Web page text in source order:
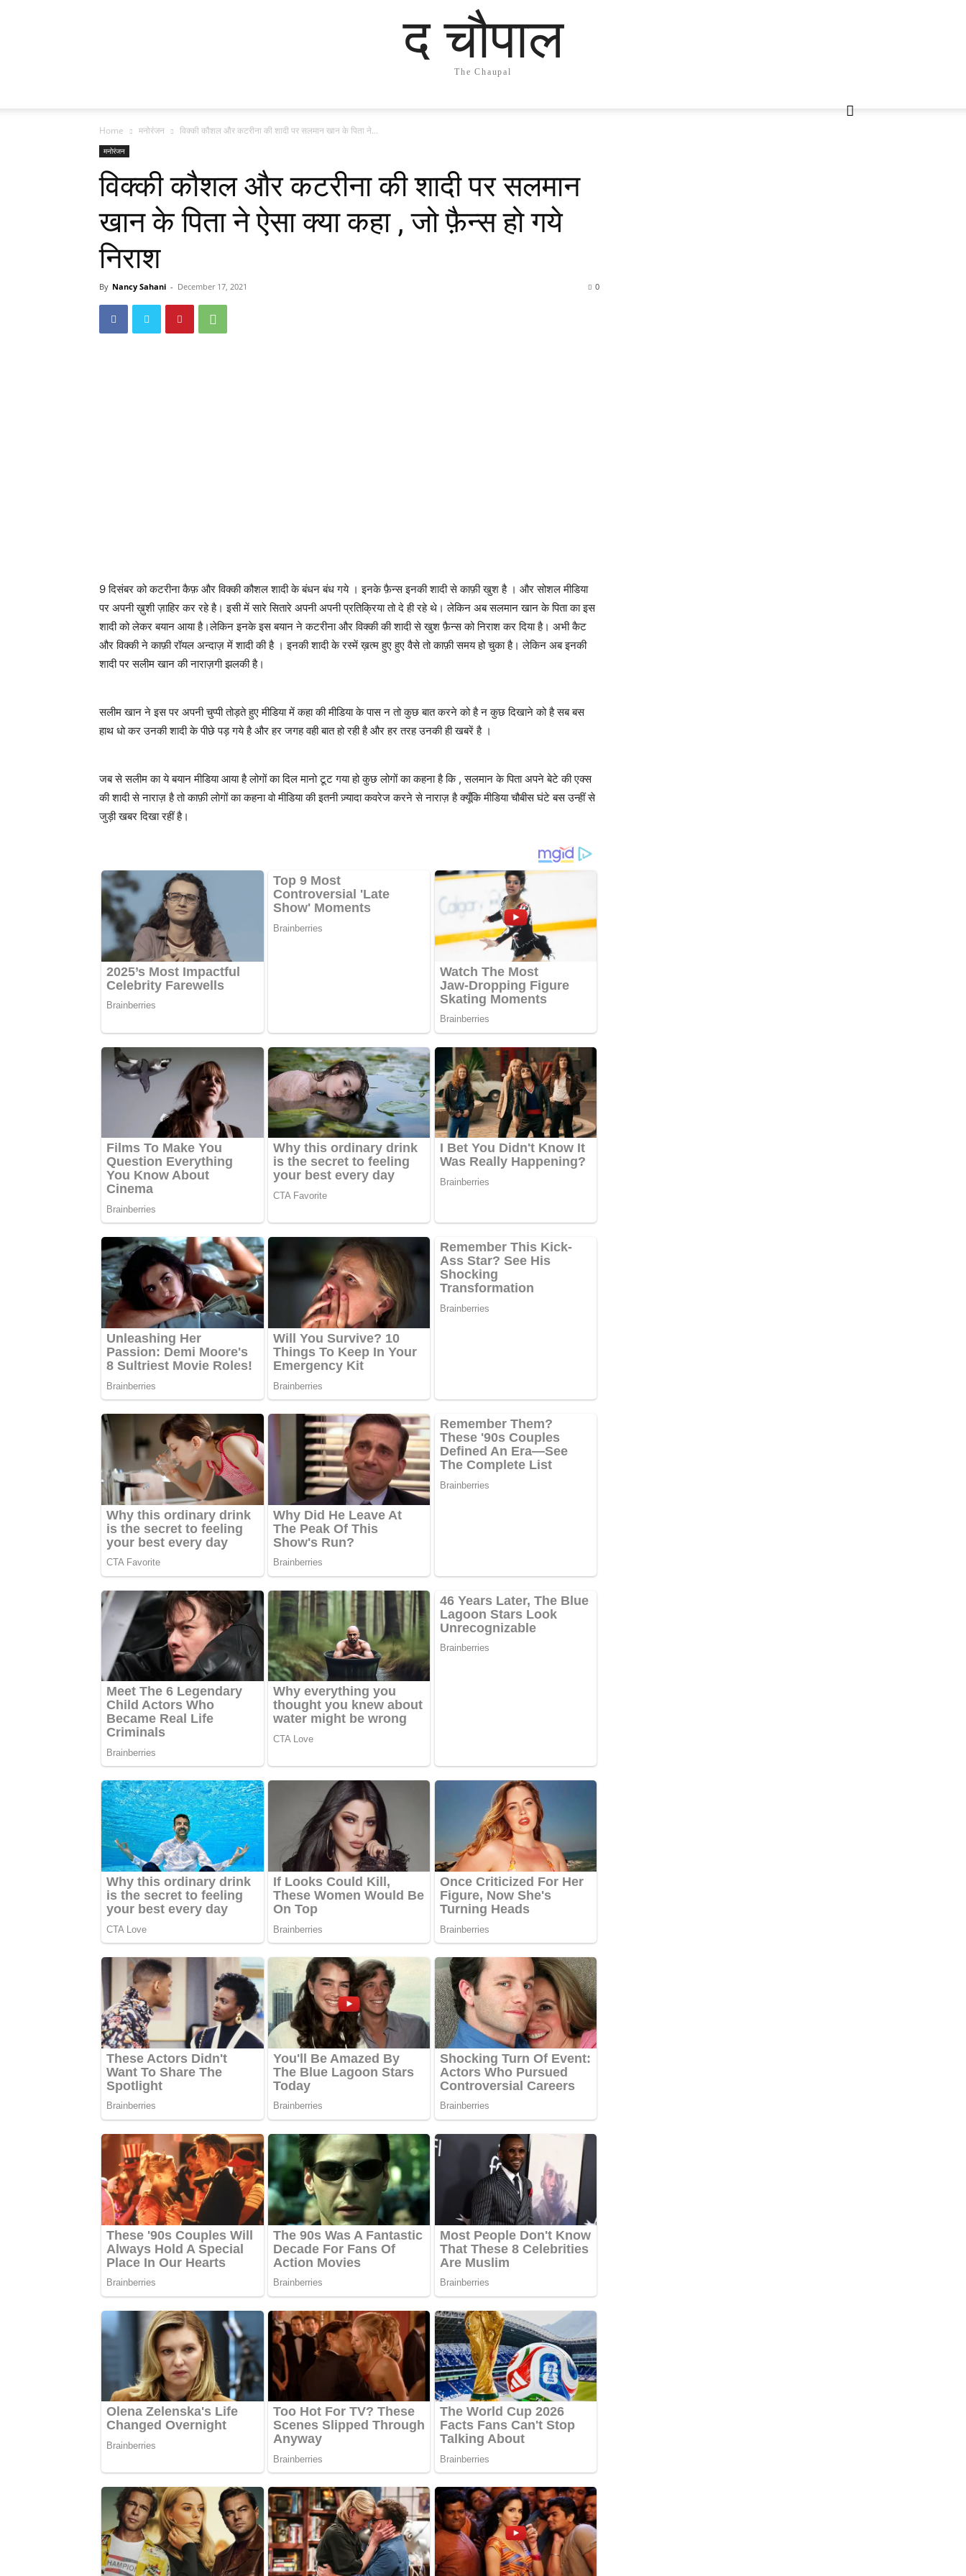
द चौपाल
The Chaupal
Home मनोरंजन विक्की कौशल और कटरीना की शादी पर सलमान खान के पिता ने...
मनोरंजन
विक्की कौशल और कटरीना की शादी पर सलमान
खान के पिता ने ऐसा क्या कहा , जो फ़ैन्स हो गये
निराश
By Nancy Sahani - December 17, 2021 0
9 दिसंबर को कटरीना कैफ़ और विक्की कौशल शादी के बंधन बंध गये । इनके फ़ैन्स इनकी शादी से काफ़ी खुश है । और सोशल मीडिया
पर अपनी ख़ुशी ज़ाहिर कर रहे है। इसी में सारे सितारे अपनी अपनी प्रतिक्रिया तो दे ही रहे थे। लेकिन अब सलमान खान के पिता का इस
शादी को लेकर बयान आया है।लेकिन इनके इस बयान ने कटरीना और विक्की की शादी से खुश फ़ैन्स को निराश कर दिया है। अभी कैट
और विक्की ने काफ़ी रॉयल अन्दाज़ में शादी की है । इनकी शादी के रस्में ख़त्म हुए हुए वैसे तो काफ़ी समय हो चुका है। लेकिन अब इनकी
शादी पर सलीम खान की नाराज़गी झलकी है।
सलीम खान ने इस पर अपनी चुप्पी तोड़ते हुए मीडिया में कहा की मीडिया के पास न तो कुछ बात करने को है न कुछ दिखाने को है सब बस
हाथ धो कर उनकी शादी के पीछे पड़ गये है और हर जगह वही बात हो रही है और हर तरह उनकी ही खबरें है ।
जब से सलीम का ये बयान मीडिया आया है लोगों का दिल मानो टूट गया हो कुछ लोगों का कहना है कि , सलमान के पिता अपने बेटे की एक्स
की शादी से नाराज़ है तो काफ़ी लोगों का कहना वो मीडिया की इतनी ज़्यादा कवरेज करने से नाराज़ है क्यूँकि मीडिया चौबीस घंटे बस उन्हीं से
जुड़ी खबर दिखा रहीं है।